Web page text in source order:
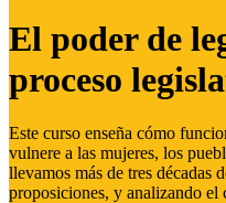
El poder de
proceso
Este curso enseña cómo
vulnere a las mujeres, los
llevamos más de tres décadas
proposiciones, y analizando el